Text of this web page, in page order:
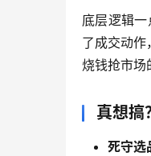
底层逻辑
了成交动
烧钱抢市场
真想搞
死守选